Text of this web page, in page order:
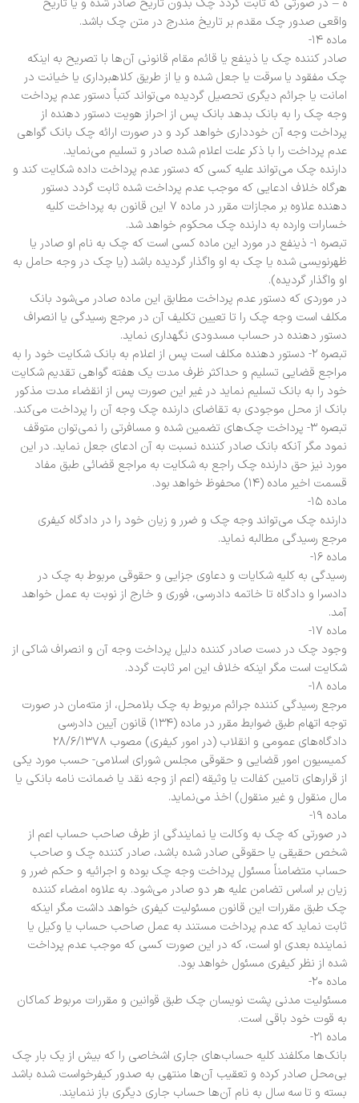
واقعی صدور چک مقدم بر تاریخ مندرج در متن چک باشد.
ماده ۱۴-
صادر کننده چک یا ذینفع یا قائم مقام قانونی آن‌ها با تصریح به اینکه
چک مفقود یا سرقت یا جعل شده و یا از طریق کلاهبرداری یا خیانت در
امانت یا جرائم دیگری تحصیل گردیده می‌تواند کتباً دستور عدم پرداخت
وجه چک را به بانک بدهد بانک پس از احراز هویت دستور دهنده از
پرداخت وجه آن خودداری خواهد کرد و در صورت ارائه چک بانک گواهی
عدم پرداخت را با ذکر علت اعلام شده صادر و تسلیم می‌نماید.
دارنده چک می‌تواند علیه کسی که دستور عدم پرداخت داده شکایت کند و
هر‌گاه خلاف ادعایی که موجب عدم پرداخت شده ثابت گردد دستور
دهنده علاوه بر مجازات مقرر در ماده ۷ این قانون به پرداخت کلیه
خسارات وارده به دارنده چک محکوم خواهد شد.
تبصره ۱- ذینفع در مورد این ماده کسی است که چک به نام او صادر یا
ظهرنویسی شده یا چک به او واگذار گردیده باشد (یا چک در وجه حامل به
او واگذار گردیده).
در موردی که دستور عدم پرداخت مطابق این ماده صادر می‌شود بانک
مکلف است وجه چک را تا تعیین تکلیف آن در مرجع رسیدگی یا انصراف
دستور دهنده در حساب مسدودی نگهداری نماید.
تبصره ۲- دستور دهنده مکلف است پس از اعلام به بانک شکایت خود را به
مراجع قضایی تسلیم و حداکثر ظرف مدت یک هفته گواهی تقدیم شکایت
خود را به بانک تسلیم نماید در غیر این صورت پس از انقضاء مدت مذکور
بانک از محل موجودی به تقاضای دارنده چک وجه آن را پرداخت می‌کند.
تبصره ۳- پرداخت چک‌های تضمین شده و مسافرتی را نمی‌توان متوقف
نمود مگر آنکه بانک صادر کننده نسبت به آن ادعای جعل نماید. در این
مورد نیز حق دارنده چک راجع به شکایت به مراجع قضائی طبق مفاد
قسمت اخیر ماده (۱۴) محفوظ خواهد بود.
ماده ۱۵-
دارنده چک می‌تواند وجه چک و ضرر و زیان خود را در دادگاه کیفری
مرجع رسیدگی مطالبه نماید.
ماده ۱۶-
رسیدگی به کلیه شکایات و دعاوی جزایی و حقوقی مربوط به چک در
دادسرا و دادگاه تا خاتمه دادرسی، فوری و خارج از نوبت به عمل خواهد
آمد.
ماده ۱۷-
وجود چک در دست صادر کننده دلیل پرداخت وجه آن و انصراف شاکی از
شکایت است مگر اینکه خلاف این امر ثابت گردد.
ماده ۱۸-
مرجع رسیدگی کننده جرائم مربوط به چک بلامحل، از مته‌مان در صورت
توجه اتهام طبق ضوابط مقرر در ماده (۱۳۴) قانون آیین دادرسی
دادگاه‌های عمومی و انقلاب (در امور کیفری) مصوب ۲۸/۶/۱۳۷۸
کمیسیون امور قضایی و حقوقی مجلس شورای اسلامی- حسب مورد یکی
از قرارهای تامین کفالت یا وثیقه (اعم از وجه نقد یا ضمانت نامه بانکی یا
مال منقول و غیر منقول) اخذ می‌نماید.
ماده ۱۹-
در صورتی که چک به وکالت یا نمایندگی از طرف صاحب حساب اعم از
شخص حقیقی یا حقوقی صادر شده باشد، صادر کننده چک و صاحب
حساب متضامناً مسئول پرداخت وجه چک بوده و اجرائیه و حکم ضرر و
زیان بر اساس تضامن علیه هر دو صادر می‌شود. به علاوه امضاء کننده
چک طبق مقررات این قانون مسئولیت کیفری خواهد داشت مگر اینکه
ثابت نماید که عدم پرداخت مستند به عمل صاحب حساب یا وکیل یا
نماینده بعدی او است، که در این صورت کسی که موجب عدم پرداخت
شده از نظر کیفری مسئول خواهد بود.
ماده ۲۰-
مسئولیت مدنی پشت نویسان چک طبق قوانین و مقررات مربوط کماکان
به قوت خود باقی است.
ماده ۲۱-
بانک‌ها مکلفند کلیه حساب‌های جاری اشخاصی را که بیش از یک بار چک
بی‌محل صادر کرده و تعقیب آن‌ها منتهی به صدور کیفرخواست شده باشد
بسته و تا سه سال به نام آن‌ها حساب جاری دیگری باز ننمایند.